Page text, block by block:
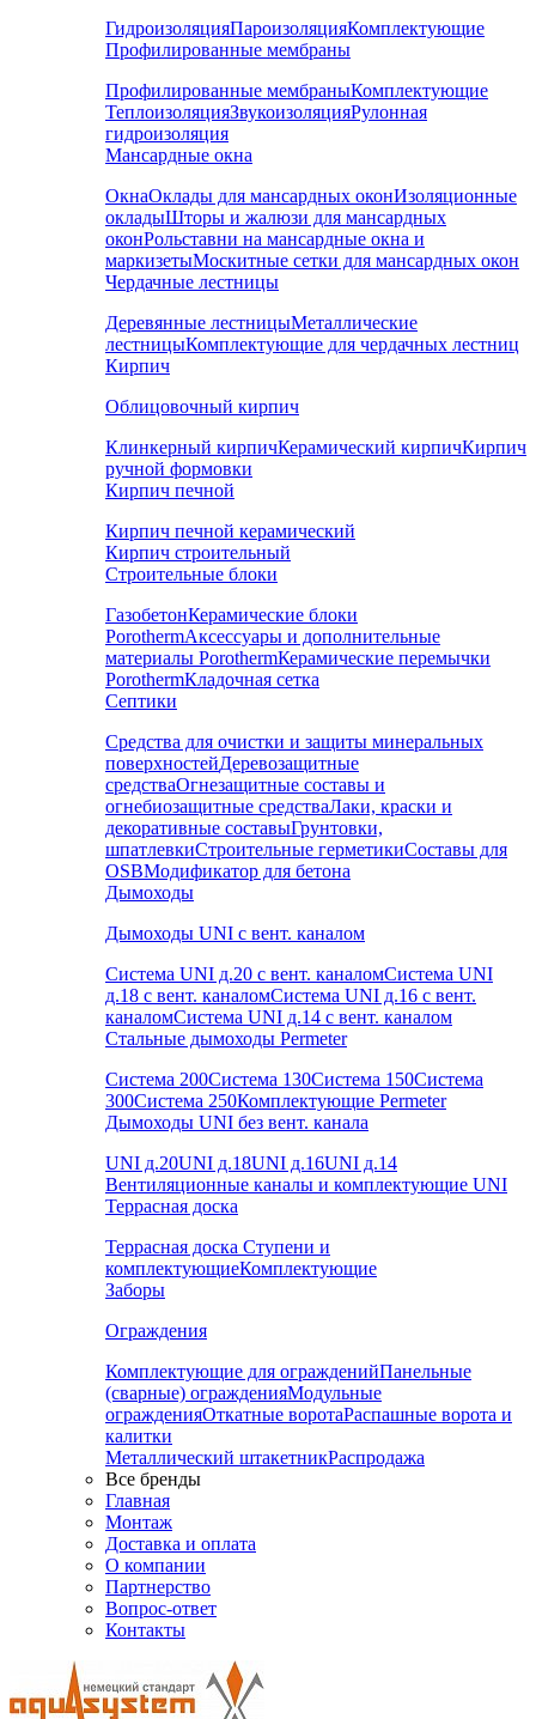
ГидроизоляцияПароизоляцияКомплектующие
Профилированные мембраны
Профилированные мембраныКомплектующие
ТеплоизоляцияЗвукоизоляцияРулонная
гидроизоляция
Мансардные окна
ОкнаОклады для мансардных оконИзоляционные
окладыШторы и жалюзи для мансардных
оконРольставни на мансардные окна и
маркизетыМоскитные сетки для мансардных окон
Чердачные лестницы
Деревянные лестницыМеталлические
лестницыКомплектующие для чердачных лестниц
Кирпич
Облицовочный кирпич
Клинкерный кирпичКерамический кирпичКирпич
ручной формовки
Кирпич печной
Кирпич печной керамический
Кирпич строительный
Строительные блоки
ГазобетонКерамические блоки
PorothermАксессуары и дополнительные
материалы PorothermКерамические перемычки
PorothermКладочная сетка
Септики
Средства для очистки и защиты минеральных
поверхностейДеревозащитные
средстваОгнезащитные составы и
огнебиозащитные средстваЛаки, краски и
декоративные составыГрунтовки,
шпатлевкиСтроительные герметикиСоставы для
OSBМодификатор для бетона
Дымоходы
Дымоходы UNI с вент. каналом
Система UNI д.20 с вент. каналомСистема UNI
д.18 с вент. каналомСистема UNI д.16 с вент.
каналомСистема UNI д.14 с вент. каналом
Стальные дымоходы Permeter
Система 200Система 130Система 150Система
300Система 250Комплектующие Permeter
Дымоходы UNI без вент. канала
UNI д.20UNI д.18UNI д.16UNI д.14
Вентиляционные каналы и комплектующие UNI
Террасная доска
Террасная доска Ступени и
комплектующиеКомплектующие
Заборы
Ограждения
Комплектующие для огражденийПанельные
(сварные) огражденияМодульные
огражденияОткатные воротаРаспашные ворота и
калитки
Металлический штакетникРаспродажа
Все бренды
Главная
Монтаж
Доставка и оплата
О компании
Партнерство
Вопрос-ответ
Контакты